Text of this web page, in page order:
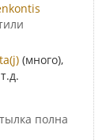
(много),
полна